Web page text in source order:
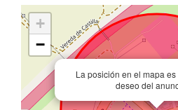
La posición en el mapa
deseo del
+
−